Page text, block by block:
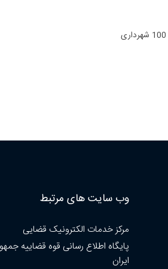
وب سایت های مرتبط
مرکز خدمات الکترونیک قضایی
پایگاه اطلاع رسانی قوه قضاییه
ایران